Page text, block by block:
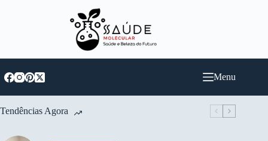
Menu
Tendências Agora